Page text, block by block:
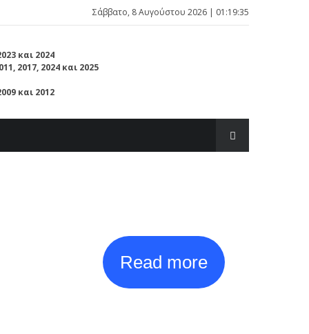
Σάββατο, 8 Αυγούστου 2026 | 01:19:37
και 2024
2017, 2024 και 2025
και 2012
Read more